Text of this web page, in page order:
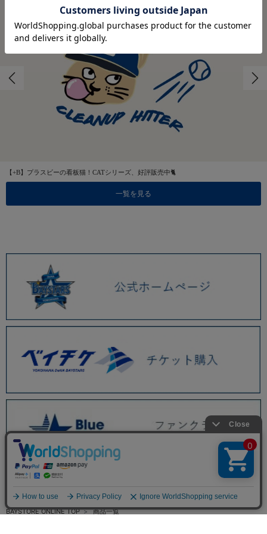
【+B】プラスビーの看板猫！CATシリーズ、好評販売中🐈
一覧を見る
BAYSTORE ONLINE TOP 商品一覧